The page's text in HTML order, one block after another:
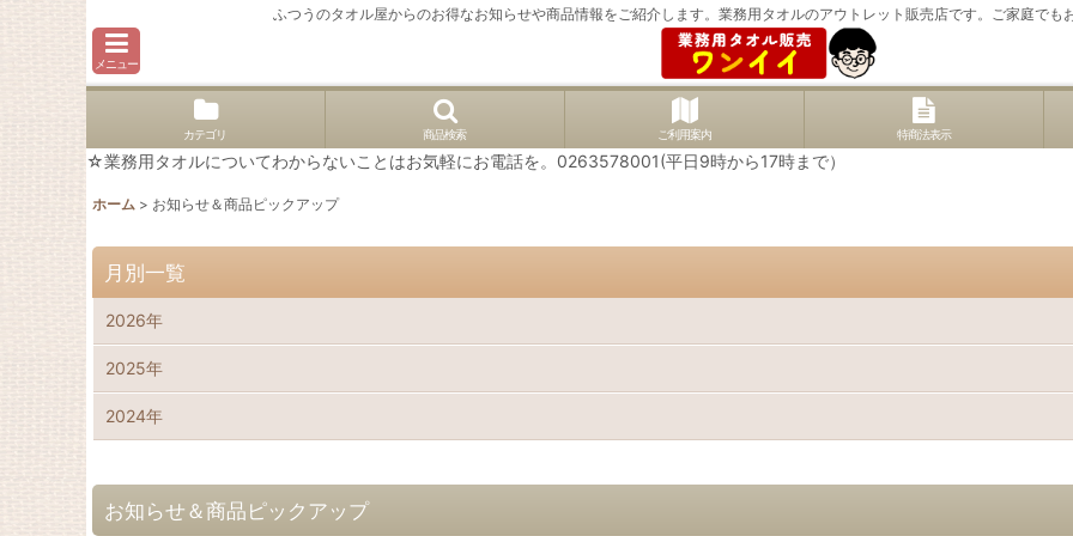
ふつうのタオル屋からのお得なお知らせや商品情報をご紹介します。業務用タオルのアウトレット販売店です。ご家庭でも
メニュー
カテゴリ 商品検索 ご利用案内 特商法表示
☆業務用タオルについてわからないことはお気軽にお電話を。0263578001(平日9時から17時まで）
ホーム > お知らせ＆商品ピックアップ
お知らせ＆商品ピックアップ
月別一覧
2026年
2025年
2024年